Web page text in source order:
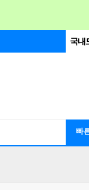
국내
빠